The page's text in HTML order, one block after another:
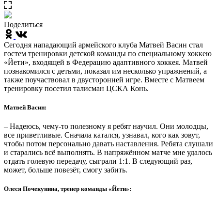
Поделиться
Сегодня нападающий армейского клуба Матвей Васин стал
гостем тренировки детской команды по специальному хоккею
«Йети», входящей в Федерацию адаптивного хоккея. Матвей
познакомился с детьми, показал им несколько упражнений, а
также поучаствовал в двусторонней игре. Вместе с Матвеем
тренировку посетил талисман ЦСКА Конь.
Матвей Васин:
– Надеюсь, чему-то полезному я ребят научил. Они молодцы,
все приветливые. Сначала катался, узнавал, кого как зовут,
чтобы потом персонально давать наставления. Ребята слушали
и старались всё выполнять. В напряжённом матче мне удалось
отдать голевую передачу, сыграли 1:1. В следующий раз,
может, больше повезёт, смогу забить.
Олеся Почекунина, тренер команды «Йети»: